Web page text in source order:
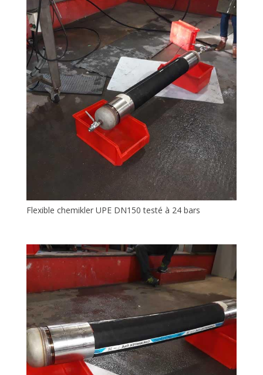
Flexible chemikler UPE DN150 testé à 24 bars